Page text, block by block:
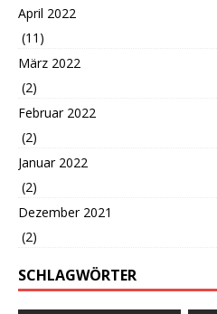
April 2022
(11)
März 2022
(2)
Februar 2022
(2)
Januar 2022
(2)
Dezember 2021
(2)
SCHLAGWÖRTER